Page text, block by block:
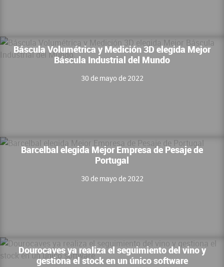
Báscula Volumétrica y Medición 3D elegida Mejor
Báscula Industrial del Mundo
30 de mayo de 2022
Barcelbal elegida Mejor Empresa de Pesaje de
Portugal
30 de mayo de 2022
Dourocaves ya realiza el seguimiento del vino y
gestiona el stock en un único software